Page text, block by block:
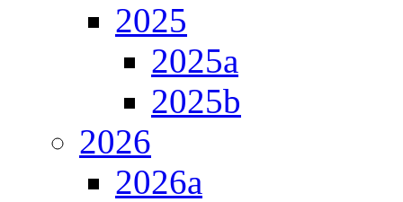
2025
2025a
2025b
2026
2026a